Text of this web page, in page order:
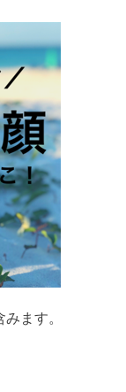
ます。